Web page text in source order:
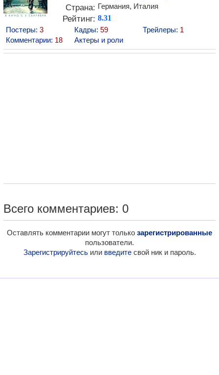
Страна: Германия, Италия
Рейтинг: 8.31
Постеры: 3 Кадры: 59 Трейлеры: 1
Комментарии: 18 Актеры и роли
Всего комментариев: 0
Оставлять комментарии могут только зарегистрированные
пользователи.
Зарегистрируйтесьили введитесвой ник и пароль.